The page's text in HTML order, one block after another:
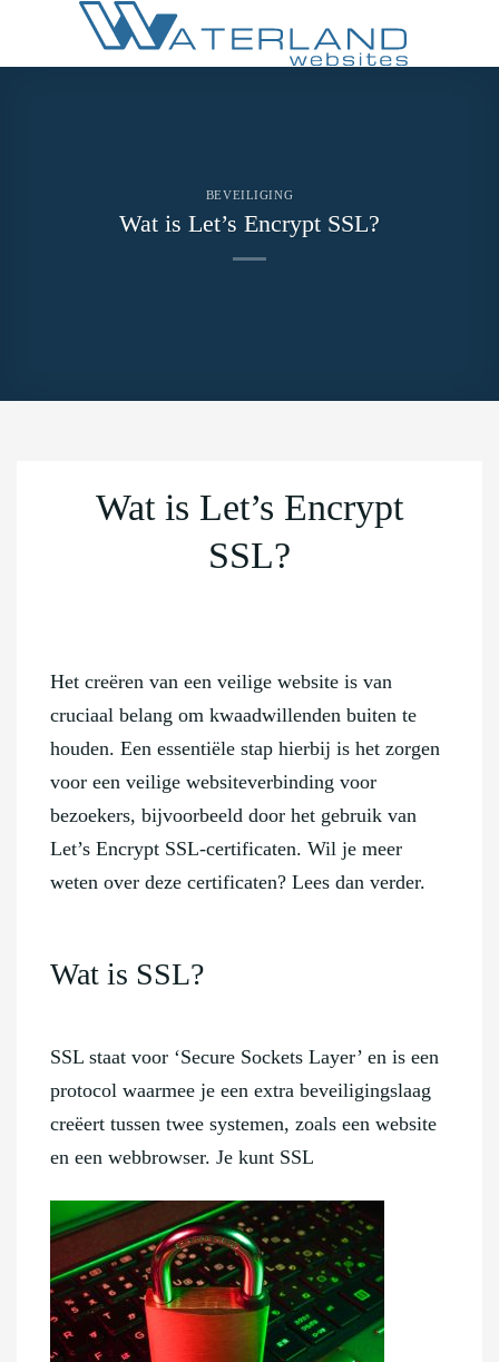
BEVEILIGING
Wat is Let’s Encrypt SSL?
Wat is Let’s Encrypt
SSL?
Het creëren van een veilige website is van
cruciaal belang om kwaadwillenden buiten te
houden. Een essentiële stap hierbij is het zorgen
voor een veilige websiteverbinding voor
bezoekers, bijvoorbeeld door het gebruik van
Let’s Encrypt SSL-certificaten. Wil je meer
weten over deze certificaten? Lees dan verder.
Wat is SSL?
SSL staat voor ‘Secure Sockets Layer’ en is een
protocol waarmee je een extra beveiligingslaag
creëert tussen twee systemen, zoals een website
en een webbrowser. Je kunt SSL